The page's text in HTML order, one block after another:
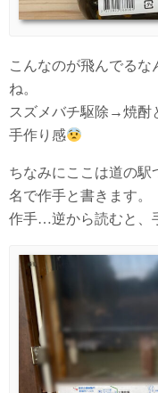
こんなのが飛んでる
ね。
スズメバチ駆除→焼酎
手作り感
ちなみにここは道の
名で作手と書きます。
作手…逆から読むと、